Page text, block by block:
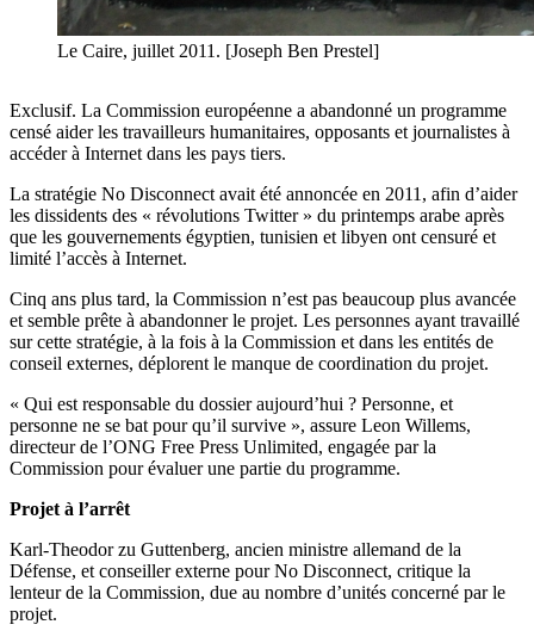
Le Caire, juillet 2011. [Joseph Ben Prestel]
Exclusif. La Commission européenne a abandonné un programme
censé aider les travailleurs humanitaires, opposants et journalistes à
accéder à Internet dans les pays tiers.
La stratégie No Disconnect avait été annoncée en 2011, afin d’aider
les dissidents des « révolutions Twitter » du printemps arabe après
que les gouvernements égyptien, tunisien et libyen ont censuré et
limité l’accès à Internet.
Cinq ans plus tard, la Commission n’est pas beaucoup plus avancée
et semble prête à abandonner le projet. Les personnes ayant travaillé
sur cette stratégie, à la fois à la Commission et dans les entités de
conseil externes, déplorent le manque de coordination du projet.
« Qui est responsable du dossier aujourd’hui ? Personne, et
personne ne se bat pour qu’il survive », assure Leon Willems,
directeur de l’ONG Free Press Unlimited, engagée par la
Commission pour évaluer une partie du programme.
Projet à l’arrêt
Karl-Theodor zu Guttenberg, ancien ministre allemand de la
Défense, et conseiller externe pour No Disconnect, critique la
lenteur de la Commission, due au nombre d’unités concerné par le
projet.